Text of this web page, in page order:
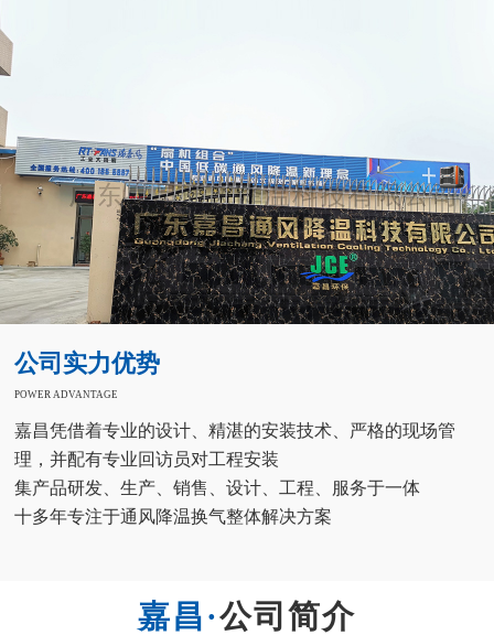
公司实力优势
POWER ADVANTAGE
嘉昌凭借着专业的设计、精湛的安装技术、严格的现场管
理，并配有专业回访员对工程安装
集产品研发、生产、销售、设计、工程、服务于一体
十多年专注于通风降温换气整体解决方案
公司简介